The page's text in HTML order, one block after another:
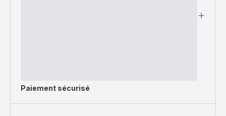
Paiement sécurisé